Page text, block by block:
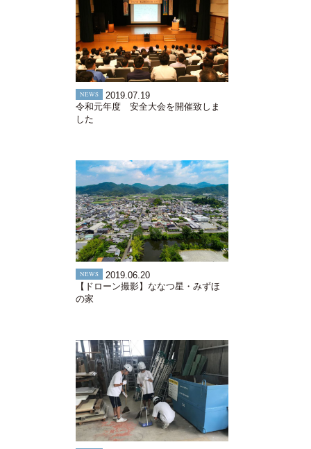
NEWS
2019.07.19
令和元年度 安全大会を開催致しま
した
NEWS
2019.06.20
【ドローン撮影】ななつ星・みずほ
の家